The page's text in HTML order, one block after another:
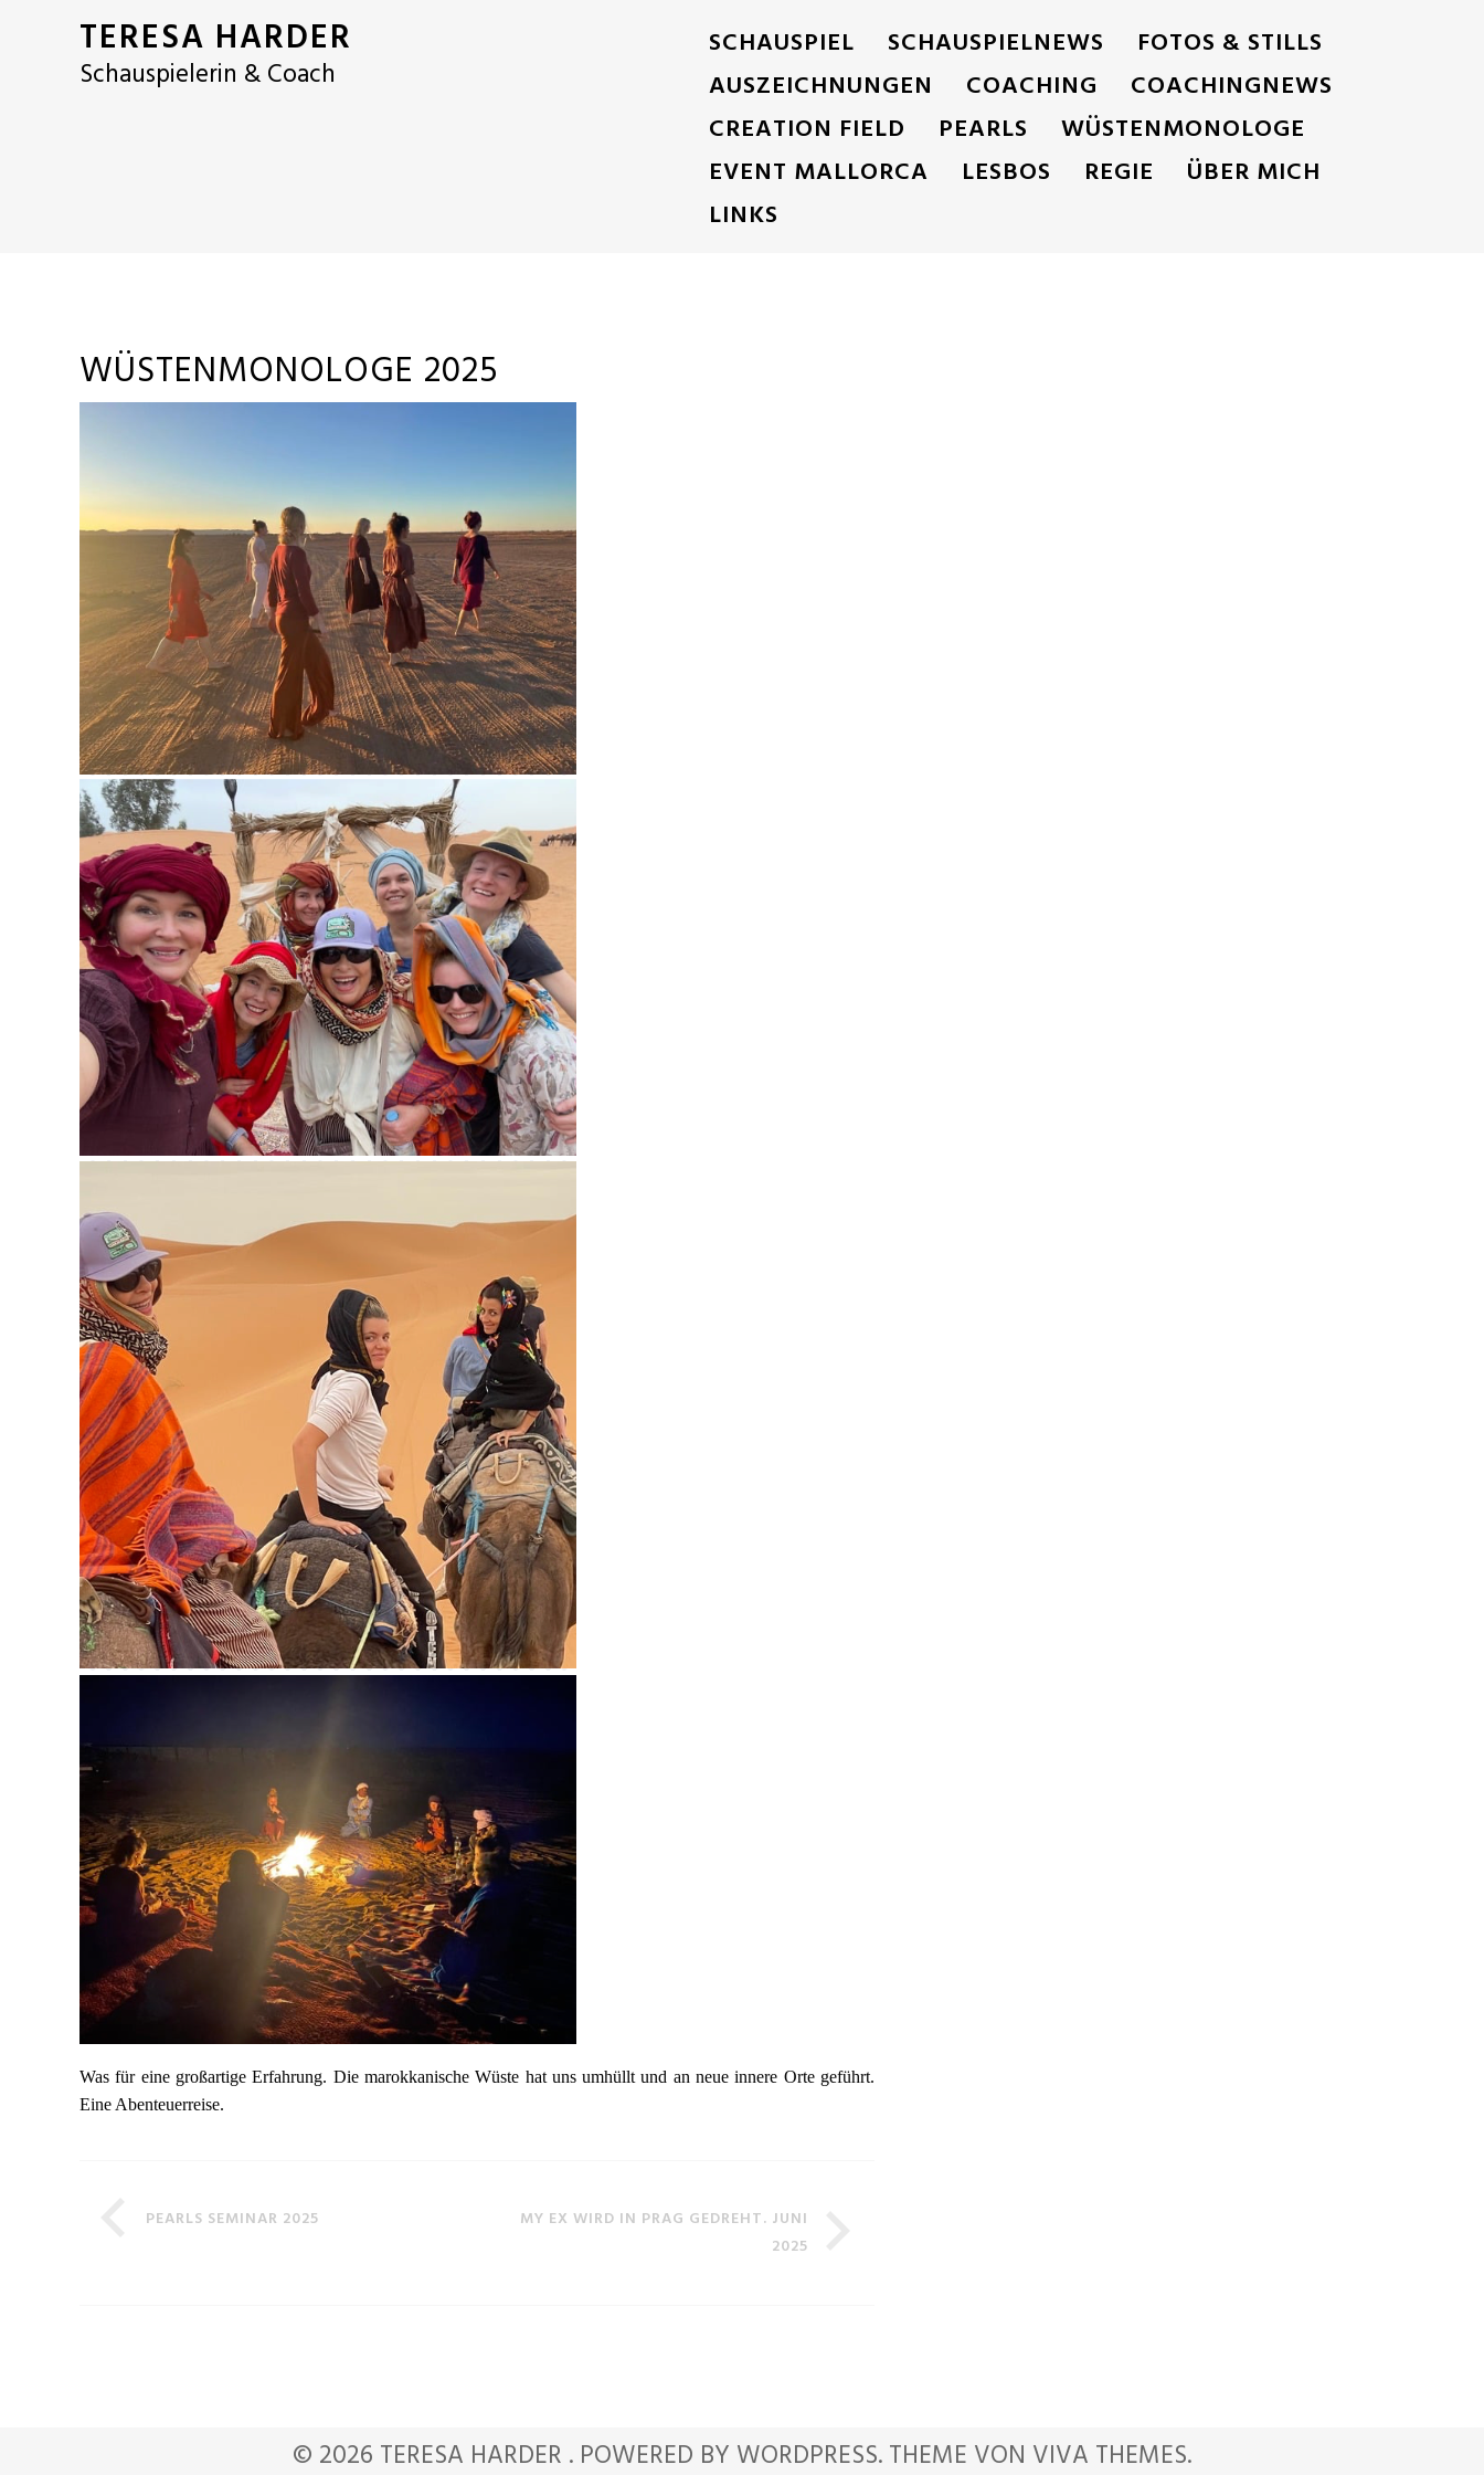
TERESA HARDER
Schauspielerin & Coach
SCHAUSPIEL SCHAUSPIELNEWS
FOTOS & STILLS
AUSZEICHNUNGEN
COACHING
COACHINGNEWS
CREATION FIELD
PEARLS
WÜSTENMONOLOGE
EVENT MALLORCA
LESBOS REGIE
ÜBER MICH
LINKS
WÜSTENMONOLOGE 2025
Was für eine großartige Erfahrung. Die marokkanische Wüste hat uns umhüllt und an neue innere Orte geführt.
Eine Abenteuerreise.
PEARLS SEMINAR 2025
MY EX WIRD IN PRAG GEDREHT. JUNI
2025
© 2026 TERESA HARDER . POWERED BY WORDPRESS.THEME VON VIVA THEMES.